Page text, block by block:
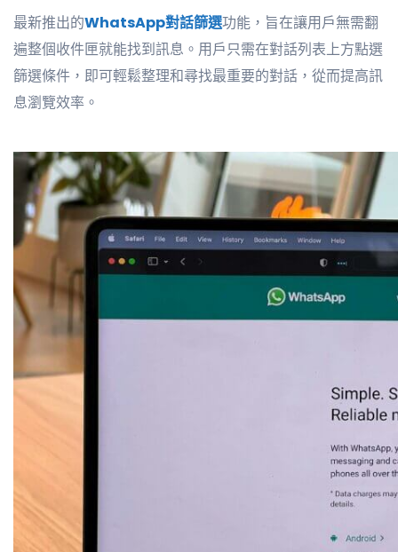
最新推出的WhatsApp對話篩選功能，旨在讓用戶無需翻
遍整個收件匣就能找到訊息。用戶只需在對話列表上方點選
篩選條件，即可輕鬆整理和尋找最重要的對話，從而提高訊
息瀏覽效率。